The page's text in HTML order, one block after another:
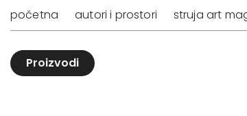
početna autori i prostori struja art
Proizvodi